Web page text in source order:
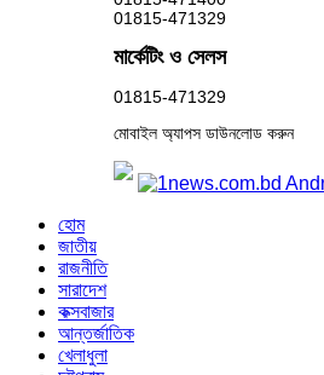
01815-471329
মার্কেটিং ও সেলস
01815-471329
মোবাইল অ্যাপস ডাউনলোড করুন
হোম
জাতীয়
রাজনীতি
সারাদেশ
কক্সবাজার
আন্তর্জাতিক
খেলাধুলা